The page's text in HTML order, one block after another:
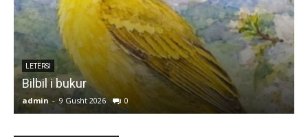
LETËRSI
Bilbil i bukur
admin - 9 Gusht 2026 0